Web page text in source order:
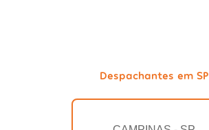
Despachantes em SP